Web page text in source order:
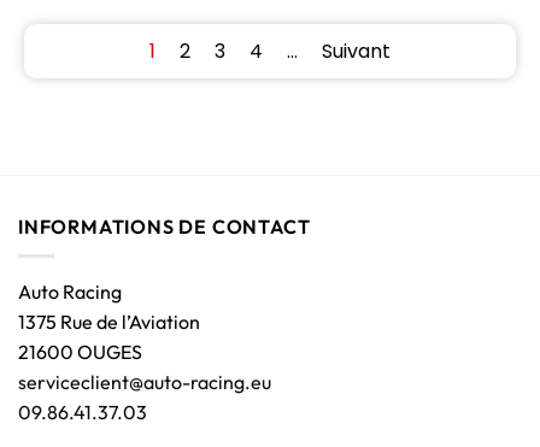
1 2 3 4 … Suivant
INFORMATIONS DE CONTACT
Auto Racing
1375 Rue de l’Aviation
21600 OUGES
serviceclient@auto-racing.eu
09.86.41.37.03